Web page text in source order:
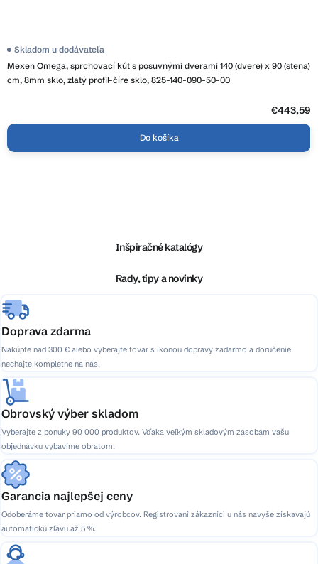
Mexen Omega, sprchovací kút s posuvnými dverami 140 (dvere) x 90 (stena)
cm, 8mm sklo, zlatý profil-číre sklo, 825-140-090-50-00
Skladom u dodávateľa
€443,59
Do košíka
e
Inšpiračné katalógy
Rady, tipy a novinky
Doprava zdarma
Nakúpte nad 300 € alebo vyberajte tovar s ikonou dopravy zadarmo a doručenie
nechajte kompletne na nás.
Obrovský výber skladom
Vyberajte z ponuky 90 000 produktov. Vďaka veľkým skladovým zásobám vašu
objednávku vybavíme obratom.
Garancia najlepšej ceny
Odoberáme tovar priamo od výrobcov. Registrovaní zákazníci u nás navyše získavajú
automatickú zľavu až 5 %.